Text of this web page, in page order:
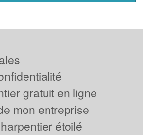
gratuit en ligne
mon entreprise
étoilé